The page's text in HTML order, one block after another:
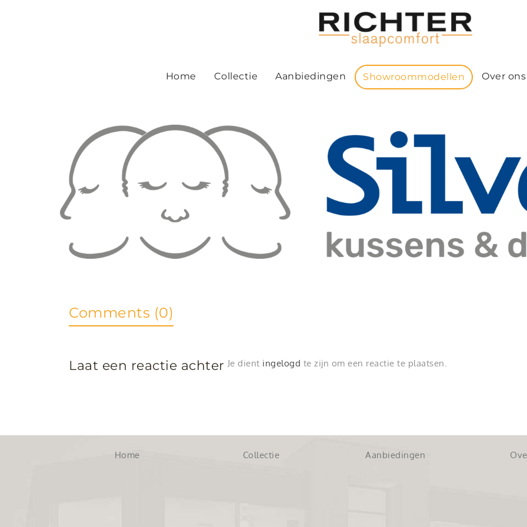
Home Collectie Aanbiedingen Showroommodellen Over ons
Comments (0)
Laat een reactie achter Je dient ingelogd te zijn om een reactie te plaatsen.
Home Collectie Aanbiedingen